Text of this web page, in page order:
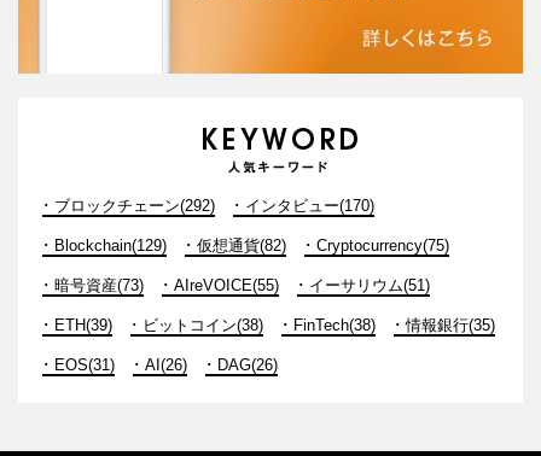
ブロックチェーン(292) インタビュー(170)
Blockchain(129) 仮想通貨(82) Cryptocurrency(75)
暗号資産(73) AIreVOICE(55) イーサリウム(51)
ETH(39) ビットコイン(38) FinTech(38) 情報銀行(35)
EOS(31) AI(26) DAG(26)